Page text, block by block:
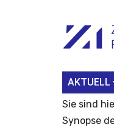
Search…
AKTUELL
Sie sind
Synopse